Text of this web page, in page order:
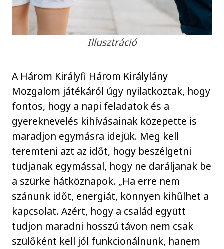
Illusztráció
A Három Királyfi Három Királylány
Mozgalom játékáról úgy nyilatkoztak, hogy
fontos, hogy a napi feladatok és a
gyereknevelés kihívásainak közepette is
maradjon egymásra idejük. Meg kell
teremteni azt az időt, hogy beszélgetni
tudjanak egymással, hogy ne daráljanak be
a szürke hátköznapok. „Ha erre nem
szánunk időt, energiát, könnyen kihűlhet a
kapcsolat. Azért, hogy a család együtt
tudjon maradni hosszú távon nem csak
szülőként kell jól funkcionálnunk, hanem